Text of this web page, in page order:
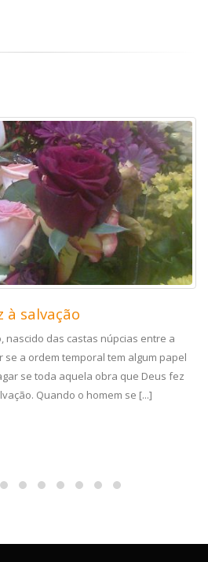
à salvação
nascido das castas núpcias entre a
se a ordem temporal tem algum papel
se toda aquela obra que Deus fez
Quando o homem se [...]